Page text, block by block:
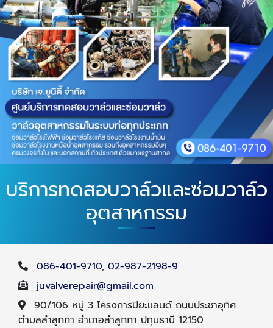
บริการทดสอบวาล์วและซ่อมวาล์ว
อุตสาหกรรม
086-401-9710, 02-987-2198-9
juvalverepair@gmail.com
90/106 หมู่ 3 โครงการปิยะแลนด์ ถนนประชาอุทิศ
ตำบลลำลูกกา อำเภอลำลูกกา ปทุมธานี 12150